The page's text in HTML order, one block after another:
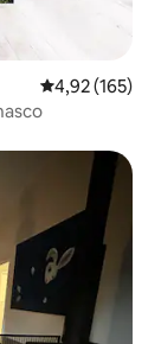
4,92 de uma
4,92 (165)